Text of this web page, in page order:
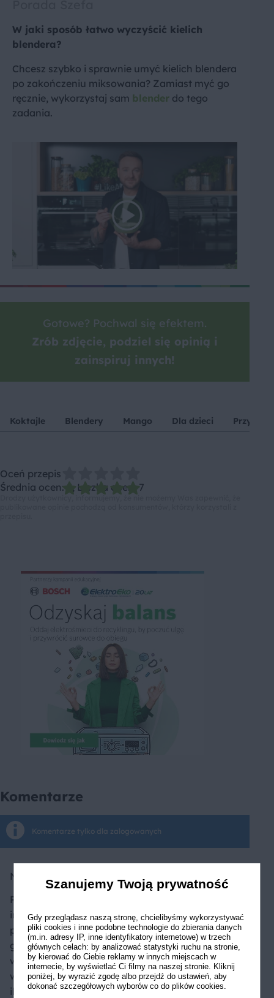
W jaki sposób łatwo wyczyścić kielich
blendera?
Chcesz szybko i sprawnie umyć kielich blendera
po zakończeniu miksowania? Zamiast myć go
ręcznie, wykorzystaj sam blender do tego
zadania.
Gotowe? Pochwal się efektem.
Zrób zdjęcie, podziel się opinią i
zainspiruj innych!
Koktajle Blendery Mango Dla dzieci
Oceń przepis
Średnia ocen: 5, Liczba ocen: 7
Komentarze
Komentarze tylko dla zalogowanych
Natalia Kowalska
Piłam Mango Lassi w
indyjskiej knajpie i było
przepyszne, ale bardzo
gęste. W domowych
warunkach zdecydowanie
wolę wersję z większą
ilością wody.
Szanujemy Twoją prywatność
Gdy przeglądasz naszą stronę, chcielibyśmy wykorzystywać
pliki cookies i inne podobne technologie do zbierania danych
(m.in. adresy IP, inne identyfikatory internetowe) w trzech
głównych celach: by analizować statystyki ruchu na stronie,
by kierować do Ciebie reklamy w innych miejscach w
internecie, by wyświetlać Ci filmy na naszej stronie. Kliknij
poniżej, by wyrazić zgodę albo przejdź do ustawień, aby
dokonać szczegółowych wyborów co do plików cookies.